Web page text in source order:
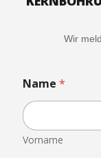
Wir
Name *
Vorname